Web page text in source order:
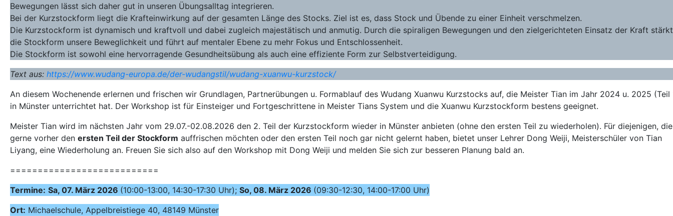
Bewegungen lässt sich daher gut in unseren Übungsalltag integrieren.
Bei der Kurzstockform liegt die Krafteinwirkung auf der gesamten Länge des Stocks. Ziel ist es, dass Stock und Übende zu einer Einheit verschmelzen.
Die Kurzstockform ist dynamisch und kraftvoll und dabei zugleich majestätisch und anmutig. Durch die spiraligen Bewegungen und den zielgerichteten Einsatz der Kraft stärkt
die Stockform unsere Beweglichkeit und führt auf mentaler Ebene zu mehr Fokus und Entschlossenheit.
Die Stockform ist sowohl eine hervorragende Gesundheitsübung als auch eine effiziente Form zur Selbstverteidigung.
Text aus: https://www.wudang-europa.de/der-wudangstil/wudang-xuanwu-kurzstock/
An diesem Wochenende erlernen und frischen wir Grundlagen, Partnerübungen u. Formablauf des Wudang Xuanwu Kurzstocks auf, die Meister Tian im Jahr 2024 u. 2025 (Teil
in Münster unterrichtet hat. Der Workshop ist für Einsteiger und Fortgeschrittene in Meister Tians System und die Xuanwu Kurzstockform bestens geeignet.
Meister Tian wird im nächsten Jahr vom 29.07.-02.08.2026 den 2. Teil der Kurzstockform wieder in Münster anbieten (ohne den ersten Teil zu wiederholen). Für diejenigen, die
gerne vorher den ersten Teil der Stockform auffrischen möchten oder den ersten Teil noch gar nicht gelernt haben, bietet unser Lehrer Dong Weiji, Meisterschüler von Tian
Liyang, eine Wiederholung an. Freuen Sie sich also auf den Workshop mit Dong Weiji und melden Sie sich zur besseren Planung bald an.
===========================
Termine: Sa, 07. März 2026 (10:00-13:00, 14:30-17:30 Uhr); So, 08. März 2026 (09:30-12:30, 14:00-17:00 Uhr)
Ort: Michaelschule, Appelbreistiege 40, 48149 Münster